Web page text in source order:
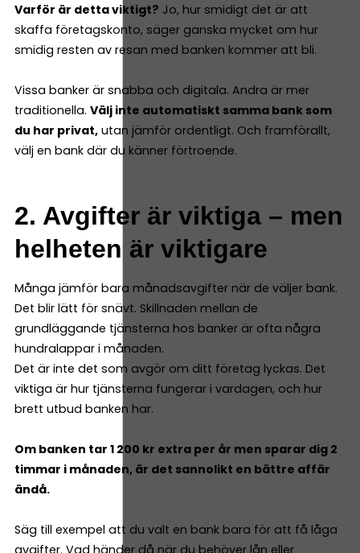
Varför är detta viktigt? Jo, hur smidigt det är att
skaffa företagskonto, säger ganska mycket om hur
smidig resten av resan med banken kommer att bli.
Vissa banker är snabba och digitala. Andra är mer
traditionella. Välj inte automatiskt samma bank som
du har privat, utan jämför ordentligt. Och framförallt,
välj en bank där du känner förtroende.
2. Avgifter är viktiga – men
helheten är viktigare
Många jämför bara månadsavgifter när de väljer bank.
Det blir lätt för snävt. Skillnaden mellan de
grundläggande tjänsterna hos banker är ofta några
hundralappar i månaden.
Det är inte det som avgör om ditt företag lyckas. Det
viktiga är hur tjänsterna fungerar i vardagen, och hur
brett utbud banken har.
Om banken tar 1 200 kr extra per år men sparar dig 2
timmar i månaden, är det sannolikt en bättre affär
ändå.
Säg till exempel att du valt en bank bara för att få låga
avgifter. Vad händer då när du behöver lån eller